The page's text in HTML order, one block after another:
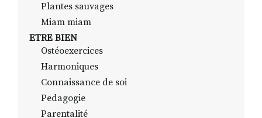
Plantes sauvages
Miam miam
ETRE BIEN
Ostéoexercices
Harmoniques
Connaissance de soi
Pedagogie
Parentalité